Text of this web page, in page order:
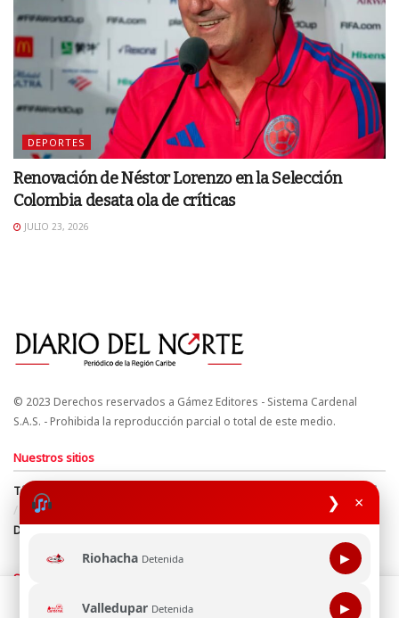
❯ ×
Riohacha Detenida ▶
Valledupar Detenida ▶
DEPORTES
Renovación de Néstor Lorenzo en la Selección
Colombia desata ola de críticas
JULIO 23, 2026
© 2023 Derechos reservados a Gámez Editores - Sistema Cardenal
S.A.S. - Prohibida la reproducción parcial o total de este medio.
Nuestros sitios
Términos y Condiciones
Derechos de Autor y Propiedad Intelectual
Política de uso de cookies
Política de Tratamiento de Datos
Directrices Editoriales
Síguenos
Esta página web usa cookie para mejorar tu experiencia de
navegación, al continuar aceptas nuestra política de uso de